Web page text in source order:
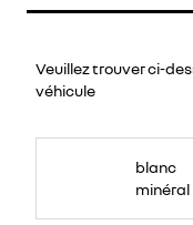
Veuillez trouver ci-
véhicule
blanc
minéral